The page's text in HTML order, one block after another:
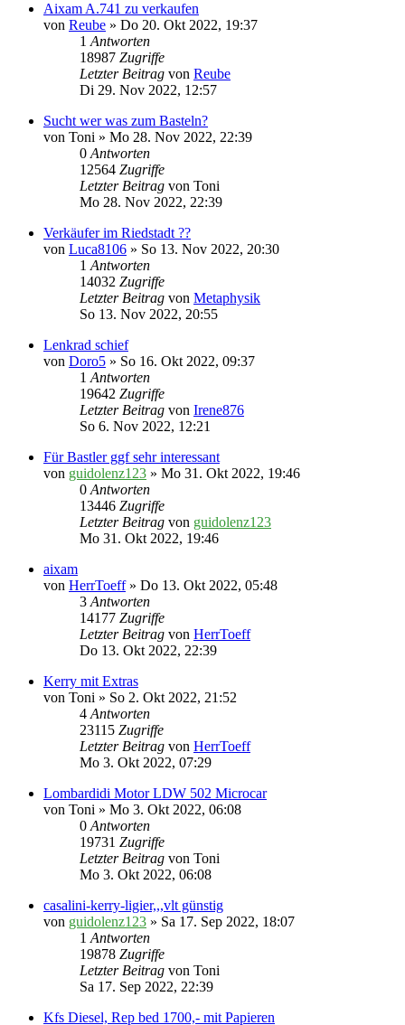
Aixam A.741 zu verkaufen
von Reube » Do 20. Okt 2022, 19:37
1Antworten
18987 Zugriffe
Letzter Beitrag von Reube
Di 29. Nov 2022, 12:57
Sucht wer was zum Basteln?
von Toni » Mo 28. Nov 2022, 22:39
0Antworten
12564 Zugriffe
Letzter Beitrag von Toni
Mo 28. Nov 2022, 22:39
Verkäufer im Riedstadt ??
von Luca8106 » So 13. Nov 2022, 20:30
1Antworten
14032 Zugriffe
Letzter Beitrag von Metaphysik
So 13. Nov 2022, 20:55
Lenkrad schief
von Doro5 » So 16. Okt 2022, 09:37
1Antworten
19642 Zugriffe
Letzter Beitrag von Irene876
So 6. Nov 2022, 12:21
Für Bastler ggf sehr interessant
von guidolenz123 » Mo 31. Okt 2022, 19:46
0Antworten
13446 Zugriffe
Letzter Beitrag von guidolenz123
Mo 31. Okt 2022, 19:46
aixam
von HerrToeff» Do 13. Okt 2022, 05:48
3Antworten
14177 Zugriffe
Letzter Beitrag von HerrToeff
Do 13. Okt 2022, 22:39
Kerry mit Extras
von Toni » So 2. Okt 2022, 21:52
4Antworten
23115 Zugriffe
Letzter Beitrag von HerrToeff
Mo 3. Okt 2022, 07:29
Lombardidi Motor LDW 502 Microcar
von Toni » Mo 3. Okt 2022, 06:08
0Antworten
19731 Zugriffe
Letzter Beitrag von Toni
Mo 3. Okt 2022, 06:08
casalini-kerry-ligier,,,vlt günstig
von guidolenz123 » Sa 17. Sep 2022, 18:07
1Antworten
19878 Zugriffe
Letzter Beitrag von Toni
Sa 17. Sep 2022, 22:39
Kfs Diesel, Rep bed 1700,- mit Papieren